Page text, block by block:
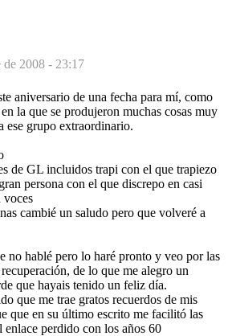
de 2008 - 23:17
aniversario de una fecha para mí, como
la que se produjeron muchas cosas muy
ese grupo extraordinario.
de GL incluidos trapi con el que trapiezo
persona con el que discrepo en casi
voces
cambié un saludo pero que volveré a
no hablé pero lo haré pronto y veo por las
de lo que me alegro un
que hayais tenido un feliz día.
que me trae gratos recuerdos de mis
que en su último escrito me facilitó las
enlace perdido con los años 60